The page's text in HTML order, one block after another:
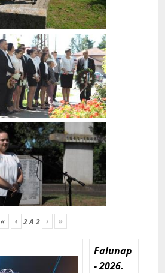
« ‹ 2A2 › »
Falunap
- 2026.